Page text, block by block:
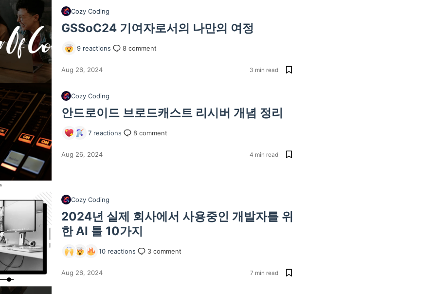
Cozy Coding
GSSoC24 기여자로서의 나만의 여정
9 reactions 8 comment
Aug 26, 2024 3 min read
Cozy Coding
안드로이드 브로드캐스트 리시버 개념 정리
7reactions 8comment
Aug 26, 2024 4 min read
Cozy Coding
2024년 실제 회사에서 사용중인 개발자를 위
한 AI 툴 10가지
10reactions 3comment
Aug 26, 2024 7 min read